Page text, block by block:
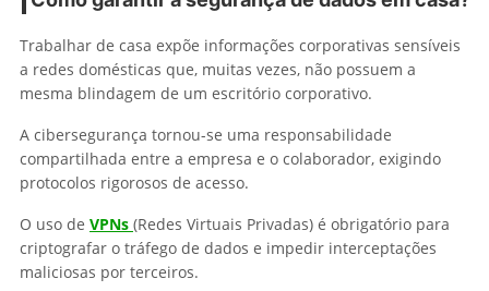
Trabalhar de casa expõe informações corporativas sensíveis
a redes domésticas que, muitas vezes, não possuem a
mesma blindagem de um escritório corporativo.
A cibersegurança tornou-se uma responsabilidade
compartilhada entre a empresa e o colaborador, exigindo
protocolos rigorosos de acesso.
O uso de VPNs (Redes Virtuais Privadas) é obrigatório para
criptografar o tráfego de dados e impedir interceptações
maliciosas por terceiros.